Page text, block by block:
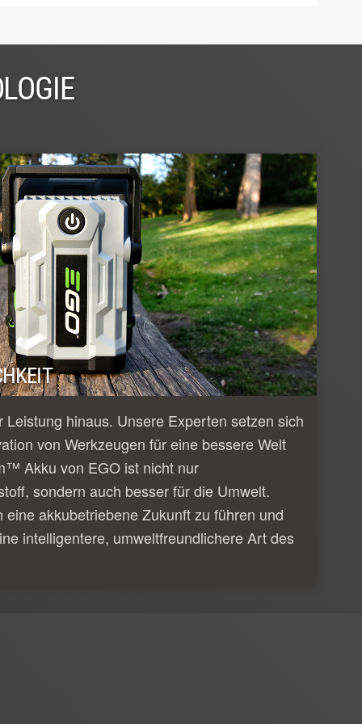
Leistung hinaus. Unsere Experten setzen sich
von Werkzeugen für eine bessere Welt
Akku von EGO ist nicht nur
sondern auch besser für die Umwelt.
akkubetriebene Zukunft zu führen und
intelligentere, umweltfreundlichere Art des